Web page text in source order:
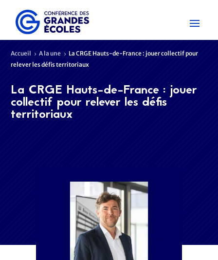
Accueil 5 A la une 5 La CRGE Hauts-de-France : jouer collectif pour
relever les défis territoriaux
La CRGE Hauts-de-France : jouer
collectif pour relever les défis
territoriaux